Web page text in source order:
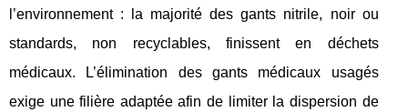
l’environnement : la majorité des gants nitrile, noir ou
standards, non recyclables, finissent en déchets
médicaux. L’élimination des gants médicaux usagés
exige une filière adaptée afin de limiter la dispersion de